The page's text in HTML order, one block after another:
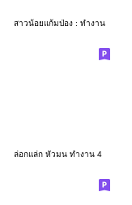
สาวน้อยแก้มป่อง : ทำงาน
ล่อกแล่ก หัวมน ทำงาน 4